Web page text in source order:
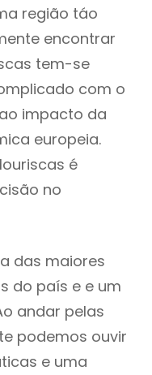
região táo
encontrar
tem-se
com o
impacto da
europeia.
é
no
das maiores
do país e e um
andar pelas
podemos ouvir
e uma